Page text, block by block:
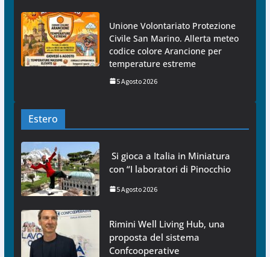
Unione Volontariato Protezione
Civile San Marino. Allerta meteo
codice colore Arancione per
temperature estreme
5 Agosto 2026
Estero
Si gioca a Italia in Miniatura
con “I laboratori di Pinocchio
5 Agosto 2026
Rimini Well Living Hub, una
proposta del sistema
Confcooperative